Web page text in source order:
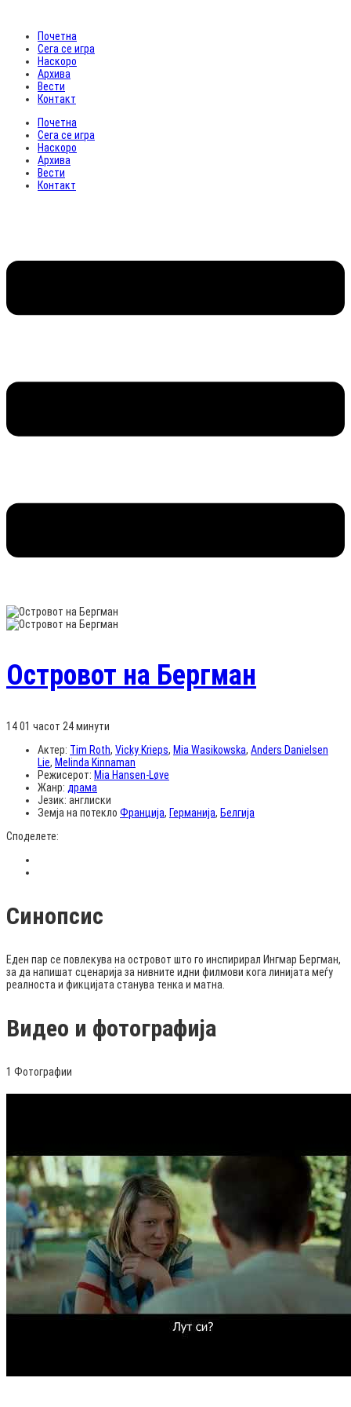
Почетна
Сега се игра
Наскоро
Архива
Вести
Контакт
Почетна
Сега се игра
Наскоро
Архива
Вести
Контакт
Островот на Бергман
1401 часот 24 минути
Актер: Tim Roth, Vicky Krieps, Mia Wasikowska, Anders Danielsen
Lie, Melinda Kinnaman
Режисерот: Mia Hansen-Løve
Жанр: драма
Језик: англиски
Земја на потекло Франција, Германија, Белгија
Споделете:
Синопсис
Еден пар се повлекува на островот што го инспирирал Ингмар Бергман,
за да напишат сценарија за нивните идни филмови кога линијата меѓу
реалноста и фикцијата станува тенка и матна.
Видео и фотографија
1 Фотографии